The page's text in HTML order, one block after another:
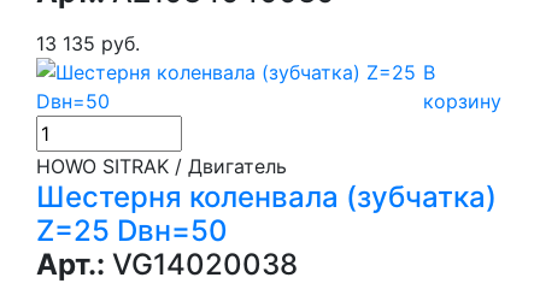
13 135 руб.
В
корзину
HOWO SITRAK / Двигатель
Шестерня коленвала (зубчатка)
Z=25 Dвн=50
Арт.: VG14020038